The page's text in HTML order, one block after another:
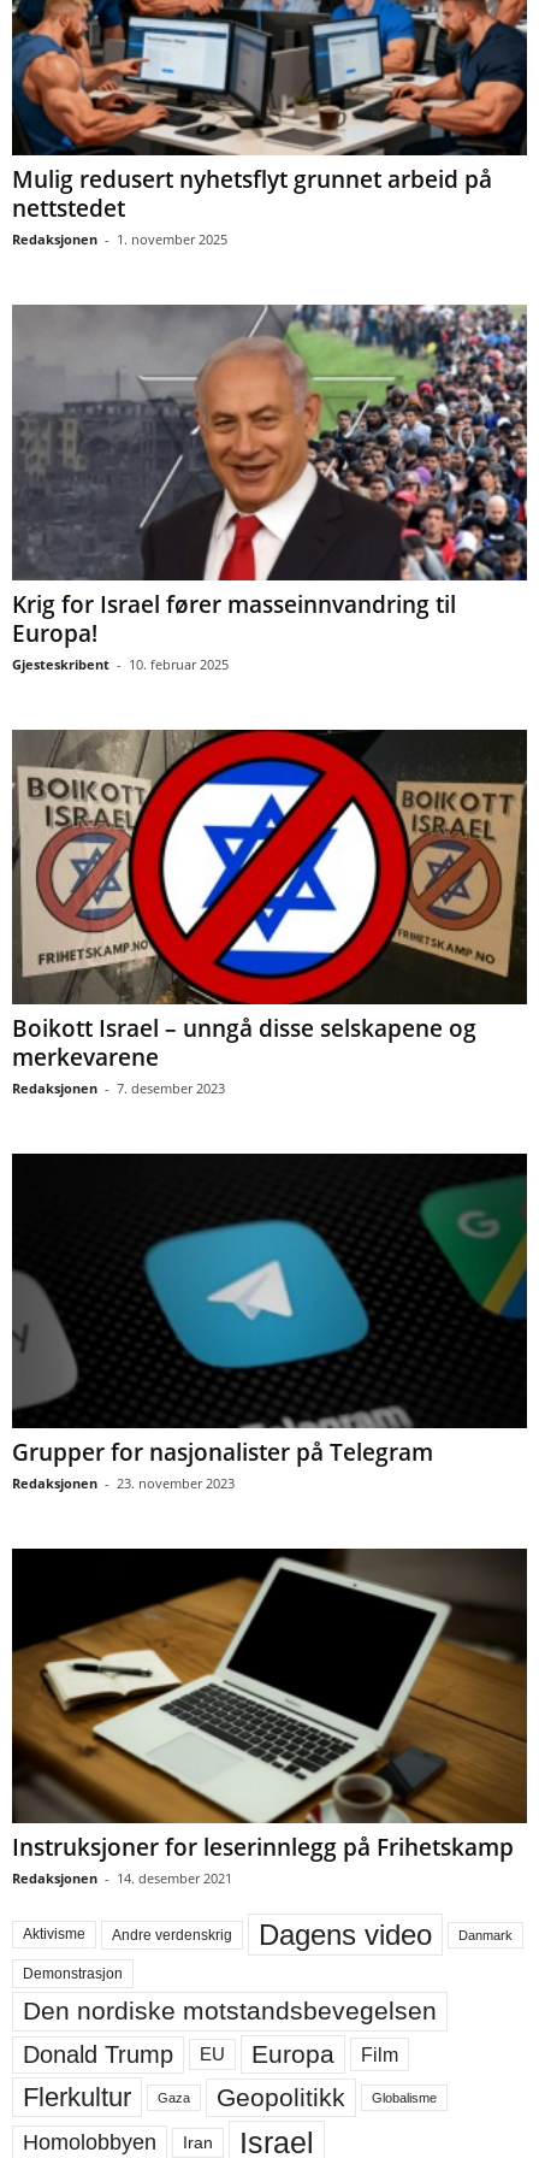
Mulig redusert nyhetsflyt grunnet arbeid på
nettstedet
Redaksjonen - 1. november 2025
Krig for Israel fører masseinnvandring til
Europa!
Gjesteskribent - 10. februar 2025
Boikott Israel – unngå disse selskapene og
merkevarene
Redaksjonen - 7. desember 2023
Grupper for nasjonalister på Telegram
Redaksjonen - 23. november 2023
Instruksjoner for leserinnlegg på Frihetskamp
Redaksjonen - 14. desember 2021
Aktivisme Andre verdenskrig Dagens video Danmark
Demonstrasjon
Den nordiske motstandsbevegelsen
Donald Trump EU Europa Film
Flerkultur Gaza Geopolitikk Globalisme
Homolobbyen Iran Israel